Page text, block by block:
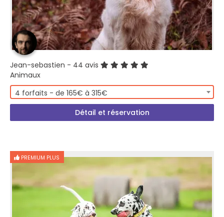
Jean-sebastien - 44 avis
Animaux
4 forfaits - de 165€ à 315€
Détail et réservation
PREMIUM PLUS